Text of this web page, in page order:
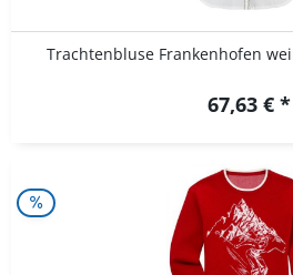
Trachtenbluse Frankenhofen
67,63 € *